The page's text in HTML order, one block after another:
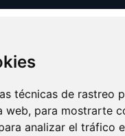
técnicas de rastreo
web, para mostrarte
analizar el tráfico